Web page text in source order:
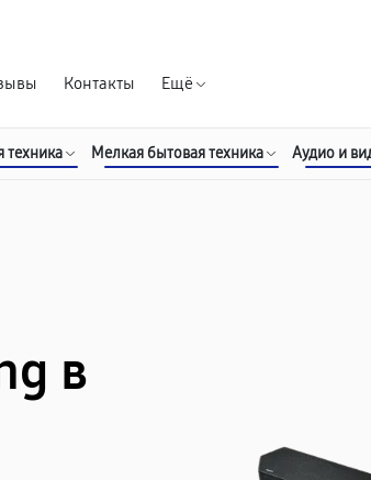
Контакты Ещё
техника Мелкая бытовая техника Аудио и
в